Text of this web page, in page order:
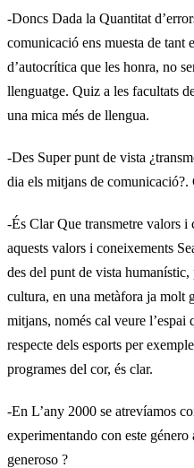
-Doncs Dada la Quantitat
comunicació ens muesta de tant
d’autocrítica que les honra, no
llenguatge. Quiz a les facultats
una mica més de llengua.
-Des Super punt de vista
dia els mitjans de
-És Clar Que transmetre valors i
aquests valors i coneixements
des del punt de vista
cultura, en una metàfora ja molt
mitjans, només cal veure l’espai
respecte dels esports per
programes del cor, és clar.
-En L’any 2000 se atrevíamos
experimentando con este
generoso ?